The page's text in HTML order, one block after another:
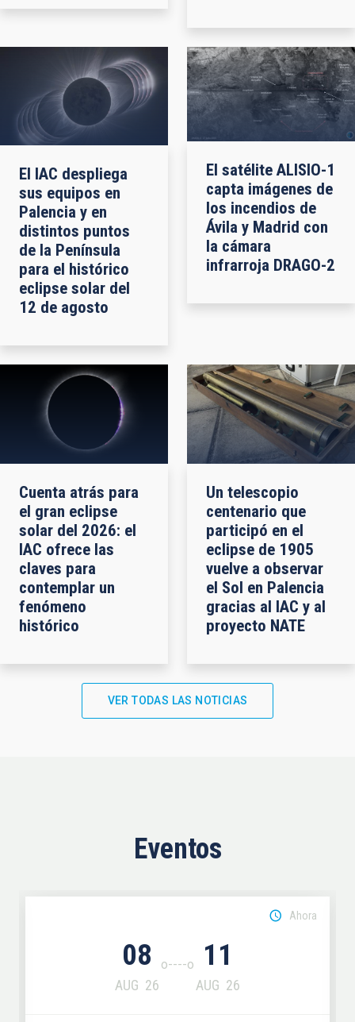
El IAC despliega
sus equipos en
Palencia y en
distintos puntos
de la Península
para el histórico
eclipse solar del
12 de agosto
El satélite ALISIO-1
capta imágenes de
los incendios de
Ávila y Madrid con
la cámara
infrarroja DRAGO-2
Cuenta atrás para
el gran eclipse
solar del 2026: el
IAC ofrece las
claves para
contemplar un
fenómeno
histórico
Un telescopio
centenario que
participó en el
eclipse de 1905
vuelve a observar
el Sol en Palencia
gracias al IAC y al
proyecto NATE
VER TODAS LAS NOTICIAS
Eventos
08
AUG 26
11
AUG 26
Ahora